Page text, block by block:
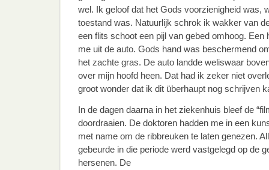
wel. Ik geloof dat het Gods voorzienigheid was,
toestand was. Natuurlijk schrok ik wakker van
een flits schoot een pijl van gebed omhoog. Een
me uit de auto. Gods hand was beschermend
het zachte gras. De auto landde weliswaar
over mijn hoofd heen. Dat had ik zeker niet
groot wonder dat ik dit überhaupt nog schrijven
In de dagen daarna in het ziekenhuis bleef de
doordraaien. De doktoren hadden me in een
met name om de ribbreuken te laten genezen.
gebeurde in die periode werd vastgelegd op de
hersenen. De